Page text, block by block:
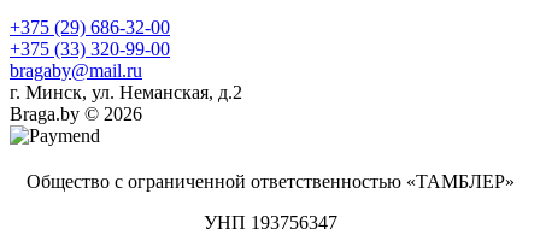
+375 (29) 686-32-00
+375 (33) 320-99-00
bragaby@mail.ru
г. Минск, ул. Неманская, д.2
Braga.by © 2026
Общество с ограниченной ответственностью «ТАМБЛЕР»
УНП 193756347